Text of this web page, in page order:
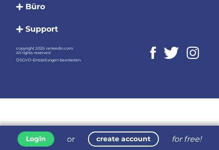
Login or create account for free!
Büro
Support
copyright 2026 rankedin.com
All rights reserved
DSGVO-Einstellungen bearbeiten